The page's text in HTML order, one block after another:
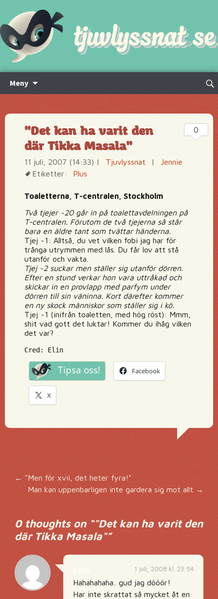
Meny
innehåll
Sök
"Det kan ha varit den
där Tikka Masala"
11 juli, 2007 (14:33) | Tjuvlyssnat |
Jennie
Etiketter:
Plus
Toaletterna, T-centralen, Stockholm
Två tjejer ~20 går in på toalettavdelningen på
T-centralen. Förutom de två tjejerna så står
bara en äldre tant som tvättar händerna.
Tjej ~1: Alltså, du vet vilken fobi jag har för
trånga utrymmen med lås. Du får lov att stå
utanför och vakta.
Tjej ~2 suckar men ställer sig utanför dörren.
Efter en stund verkar hon vara uttråkad och
skickar in en provlapp med parfym under
dörren till sin väninna. Kort därefter kommer
en ny skock människor som ställer sig i kö.
Tjej ~1 (inifrån toaletten, med hög röst): Mmm,
shit vad gott det luktar! Kommer du ihåg vilken
det var?
Cred: Elin
Tipsa oss! Facebook
X
0
Inläggsnavigering
← "Men för xvii, det heter fyra!"
Man kan uppenbarligen inte gardera sig mot allt→
0 thoughts on “"Det kan ha varit den
där Tikka Masala"”
1 juli, 2008 kl. 23:54
Hahahahaha.. gud jag dööör!
Har inte skrattat så mycket åt en